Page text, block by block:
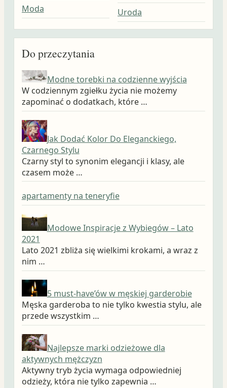
Moda
Uroda
Do przeczytania
Modne torebki na codzienne wyjścia
W codziennym zgiełku życia nie możemy
zapominać o dodatkach, które …
Jak Dodać Kolor Do Eleganckiego,
Czarnego Stylu
Czarny styl to synonim elegancji i klasy, ale
czasem może …
apartamenty na teneryfie
Modowe Inspiracje z Wybiegów – Lato
2021
Lato 2021 zbliża się wielkimi krokami, a wraz z
nim …
5 must-have’ów w męskiej garderobie
Męska garderoba to nie tylko kwestia stylu, ale
przede wszystkim …
Najlepsze marki odzieżowe dla
aktywnych mężczyzn
Aktywny tryb życia wymaga odpowiedniej
odzieży, która nie tylko zapewnia …